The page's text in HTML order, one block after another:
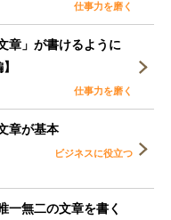
仕事力を磨く
章」が書けるように
仕事力を磨く
章が基本
ビジネスに役立つ
一無二の文章を書く